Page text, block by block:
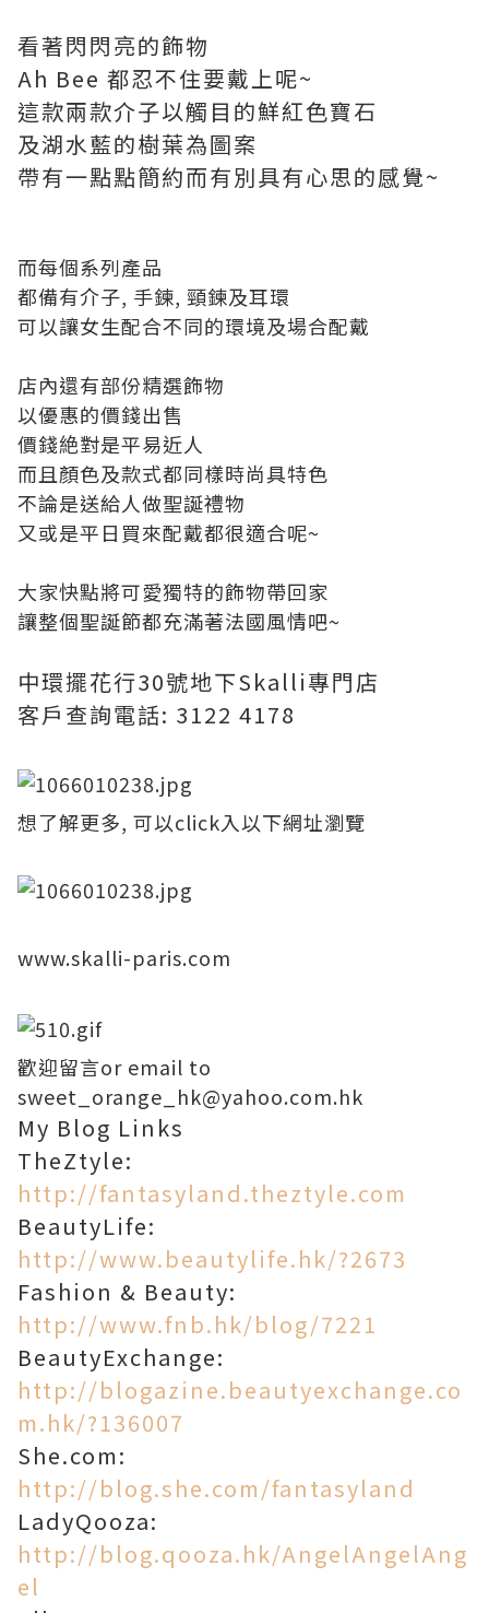
看著閃閃亮的飾物
Ah Bee 都忍不住要戴上呢~
這款兩款介子以觸目的鮮紅色寶石
及湖水藍的樹葉為圖案
帶有一點點簡約而有別具有心思的感覺~
而每個系列產品
都備有介子, 手鍊, 頸鍊及耳環
可以讓女生配合不同的環境及場合配戴
店內還有部份精選飾物
以優惠的價錢出售
價錢絶對是平易近人
而且顏色及款式都同樣時尚具特色
不論是送給人做聖誕禮物
又或是平日買來配戴都很適合呢~
大家快點將可愛獨特的飾物帶回家
讓整個聖誕節都充滿著法國風情吧~
中環擺花行30號地下Skalli專門店
客戶查詢電話: 3122 4178
想了解更多, 可以click入以下網址瀏覽
www.skalli-paris.com
歡迎留言or email to
sweet_orange_hk@yahoo.com.hk
My Blog Links
TheZtyle:
http://fantasyland.theztyle.com
BeautyLife:
http://www.beautylife.hk/?2673
Fashion & Beauty:
http://www.fnb.hk/blog/7221
BeautyExchange:
http://blogazine.beautyexchange.co
m.hk/?136007
She.com:
http://blog.she.com/fantasyland
LadyQooza:
http://blog.qooza.hk/AngelAngelAng
el